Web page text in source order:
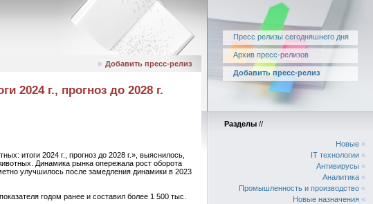
Пресс релизы сегодняшнего дня
Архив пресс-релизов
Добавить пресс-релиз
» Добавить пресс-релиз
2024 г., прогноз до 2028 г.
итоги 2024 г., прогноз до 2028 г.», выяснилось,
Динамика рынка опережала рост оборота
улучшилось после замедления динамики в 2023
годом ранее и составил более 1 500 тыс.
Разделы //
Новые «
IT технологии «
Антивирусы «
Аналитика «
Промышленность и производство «
Новые назначения «